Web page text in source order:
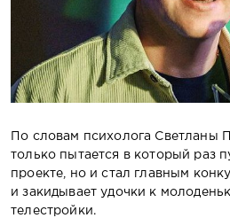
По словам психолога Светланы
только пытается в который раз
проекте, но и стал главным
и закидывает удочки к
телестройки.